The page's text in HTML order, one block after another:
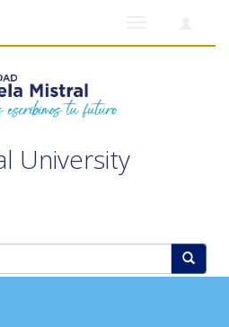
University